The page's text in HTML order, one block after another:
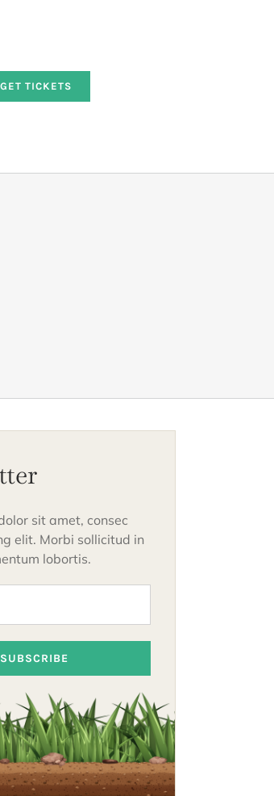
GET TICKETS
sit amet, consec
elit. Morbi sollicitud in
lobortis.